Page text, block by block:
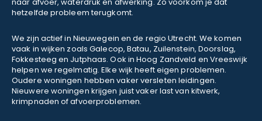
hetzelfde probleem terugkomt.
We zijn actief in Nieuwegein en de regio Utrecht. We komen
vaak in wijken zoals Galecop, Batau, Zuilenstein, Doorslag,
Fokkesteeg en Jutphaas. Ook in Hoog Zandveld en Vreeswijk
helpen we regelmatig. Elke wijk heeft eigen problemen.
Oudere woningen hebben vaker versleten leidingen.
Nieuwere woningen krijgen juist vaker last van kitwerk,
krimpnaden of afvoerproblemen.